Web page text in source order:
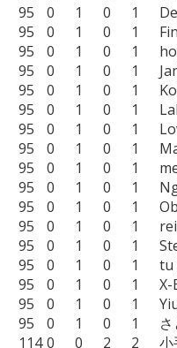
95	0	1	0	1	Denzera
95	0	1	0	1	Find an arena ticket
95	0	1	0	1	hoyah-hoo
95	0	1	0	1	Jannick (≽^•⩊•^≼)
95	0	1	0	1	Koko Wang
95	0	1	0	1	Lalala3000
95	0	1	0	1	Lovesick
95	0	1	0	1	Max A
95	0	1	0	1	megatoad
95	0	1	0	1	Nguyễn Anh Đức111
95	0	1	0	1	Obelus
95	0	1	0	1	reirugan
95	0	1	0	1	Sternenstaub
95	0	1	0	1	tu yuhui
95	0	1	0	1	X-Bow
95	0	1	0	1	YiuBB
95	0	1	0	1	さとちん46
114	0	0	2	2	小手冰凉